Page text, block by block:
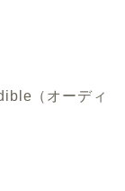
（オーディ